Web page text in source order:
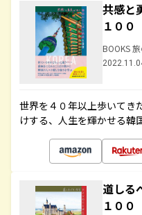
共感と
１００
BOOKS
世界を４０年以上歩いてき
けする、人生を輝かせる韓
道しる
１００